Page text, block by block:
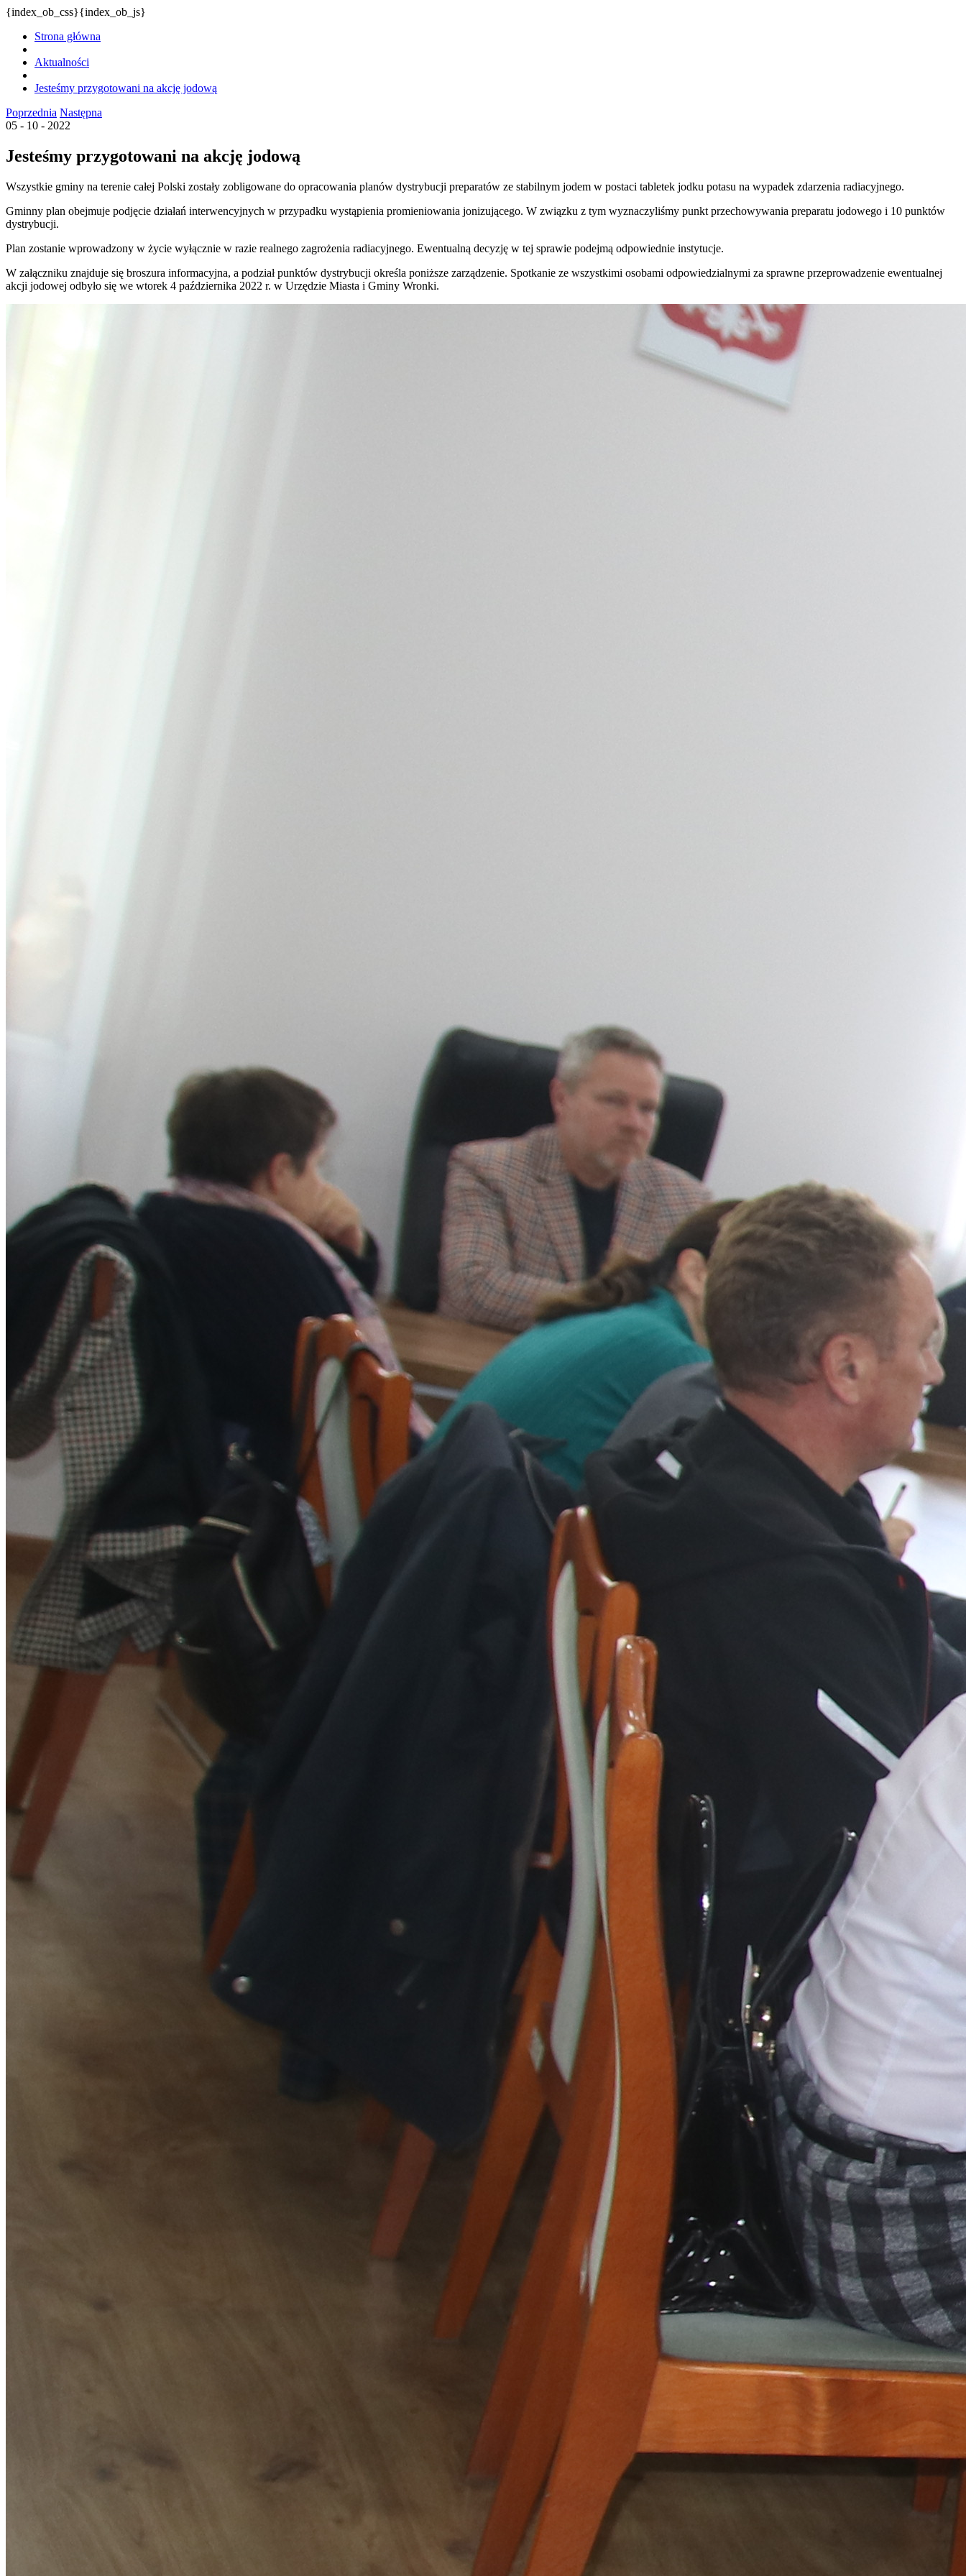
{index_ob_css}{index_ob_js}
Strona główna
Aktualności
Jesteśmy przygotowani na akcję jodową
Poprzednia Następna
05 - 10 - 2022
Jesteśmy przygotowani na akcję jodową
Wszystkie gminy na terenie całej Polski zostały zobligowane do opracowania planów dystrybucji preparatów ze stabilnym jodem w postaci tabletek jodku potasu na wypadek zdarzenia radiacyjnego.
Gminny plan obejmuje podjęcie działań interwencyjnych w przypadku wystąpienia promieniowania jonizującego. W związku z tym wyznaczyliśmy punkt przechowywania preparatu jodowego i 10 punktów
dystrybucji.
Plan zostanie wprowadzony w życie wyłącznie w razie realnego zagrożenia radiacyjnego. Ewentualną decyzję w tej sprawie podejmą odpowiednie instytucje.
W załączniku znajduje się broszura informacyjna, a podział punktów dystrybucji określa poniższe zarządzenie. Spotkanie ze wszystkimi osobami odpowiedzialnymi za sprawne przeprowadzenie ewentualnej
akcji jodowej odbyło się we wtorek 4 października 2022 r. w Urzędzie Miasta i Gminy Wronki.